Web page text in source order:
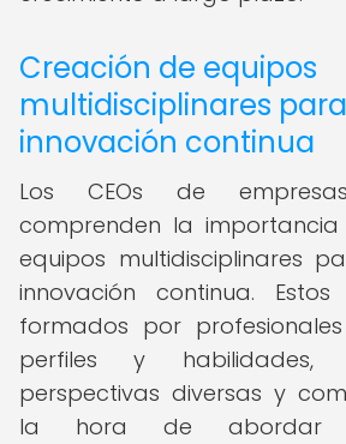
Creación de equipos
multidisciplinares
innovación continua
Los CEOs de
comprenden la
equipos multidisciplinares
innovación continua.
formados por
perfiles y habilidades,
perspectivas diversas y
la hora de abordar